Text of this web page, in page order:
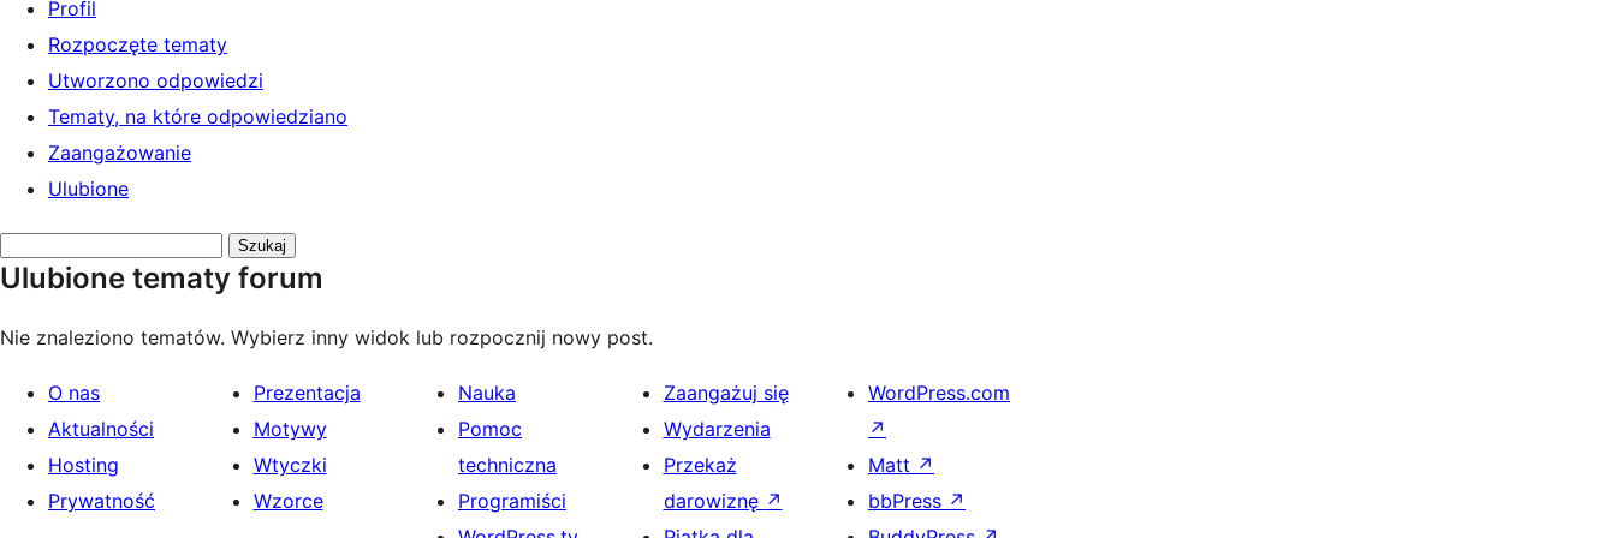
Profil
Rozpoczęte tematy
Utworzono odpowiedzi
Tematy, na które odpowiedziano
Zaangażowanie
Ulubione
tematy:
Ulubione tematy forum
Nie znaleziono tematów. Wybierz inny widok lub rozpocznij nowy post.
O nas
Aktualności
Hosting
Prywatność
Prezentacja
Motywy
Wtyczki
Wzorce
Nauka
Pomoc
techniczna
Programiści
Zaangażuj się
Wydarzenia
Przekaż
darowiznę ↗
WordPress.com
↗
Matt ↗
bbPress ↗